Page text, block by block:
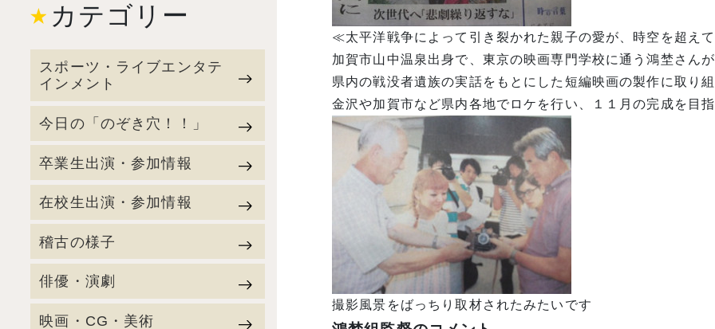
≪太平洋戦争によって引き裂かれた親子の愛が、時空を超えて
加賀市山中温泉出身で、東京の映画専門学校に通う鴻埜さんが
県内の戦没者遺族の実話をもとにした短編映画の製作に取り組
金沢や加賀市など県内各地でロケを行い、１１月の完成を目
撮影風景をばっちり取材されたみたいです
カテゴリー
スポーツ・ライブエンタテ
インメント
今日の「のぞき穴！！」
卒業生出演・参加情報
在校生出演・参加情報
稽古の様子
俳優・演劇
映画・CG・美術